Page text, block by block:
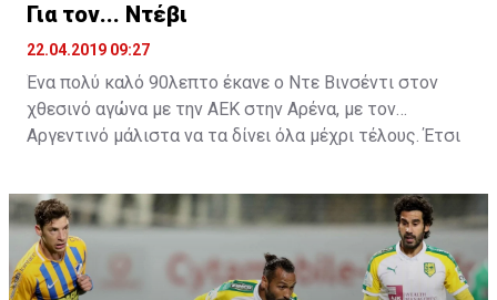
Για τον... Ντέβι
22.04.2019 09:27
Ένα πολύ καλό 90λεπτο έκανε ο Ντε Βινσέντι στον
χθεσινό αγώνα με την ΑΕΚ στην Αρένα, με τον
Αργεντινό μάλιστα να τα δίνει όλα μέχρι τέλους. Έτσι
φάση του ματς, όπου σημάδεψε το δοκάρι της εστίας
του Τόνιο.